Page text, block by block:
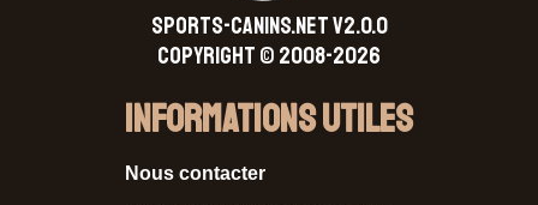
SPORTS-CANINS.NET V2.0.0
Copyright © 2008-2026
Informations Utiles
Nous contacter